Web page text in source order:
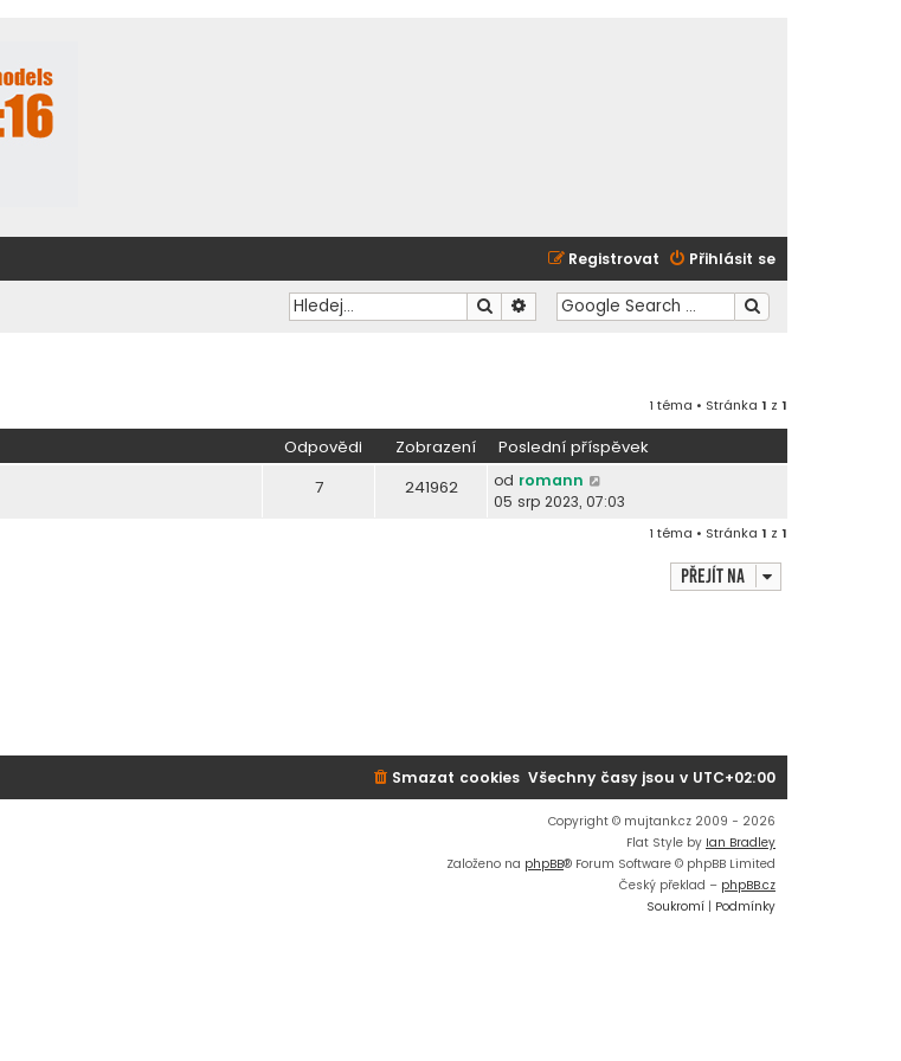
Přihlásit se
Registrovat
Hledat Pokročilé hledání
1 téma • Stránka 1 z 1
Odpovědi Zobrazení Poslední příspěvek
7 241962 od romann
05 srp 2023, 07:03
1 téma • Stránka 1 z 1
Přejít na
Všechny časy jsou v UTC+02:00
Smazat cookies
Copyright © mujtank.cz 2009 - 2026
Flat Style by Ian Bradley
Založeno na phpBB® Forum Software © phpBB Limited
Český překlad – phpBB.cz
Soukromí | Podmínky